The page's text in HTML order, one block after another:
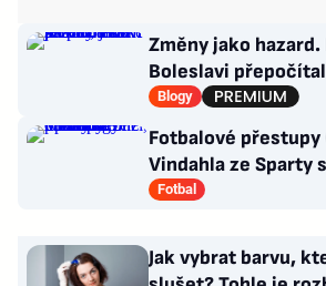
Změny jako
Boleslavi
je Slavia dál
Blogy
Fotbalové přestupy
Vindahla ze Sparty
druhé italské ligy
Fotbal
Jak vybrat barvu,